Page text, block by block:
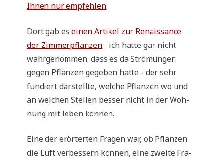
Ihnen nur emp­feh­len.
Dort gab eseinen Arti­kel zur Renais­sance
der Zim­mer­pflan­zen - ich hat­te gar nicht
wahr­ge­nom­men, dass es da Strö­mun­gen
gegen Pflan­zen gege­ben hat­te - der sehr
fun­diert dar­stell­te, wel­che Pflan­zen wo und
an wel­chen Stel­len bes­ser nicht in der Woh­
nung mit leben können.
Eine der erör­ter­ten Fra­gen war, ob Pflan­zen
die Luft ver­bes­sern kön­nen, eine zwei­te Fra­